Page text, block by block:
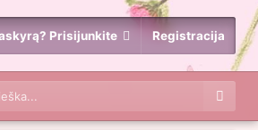
Prisijunkite Registracija